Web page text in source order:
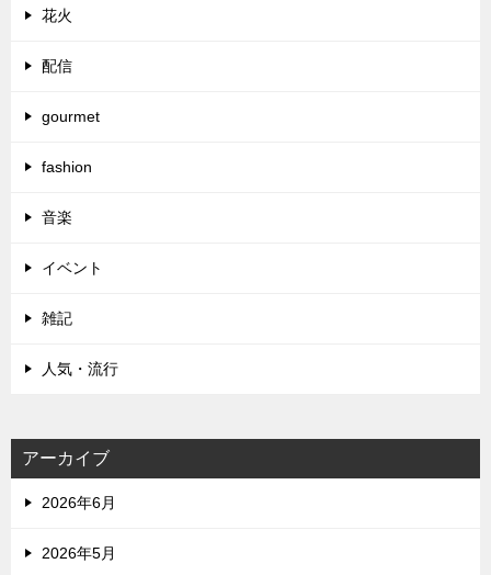
花火
配信
gourmet
fashion
音楽
イベント
雑記
人気・流行
アーカイブ
2026年6月
2026年5月